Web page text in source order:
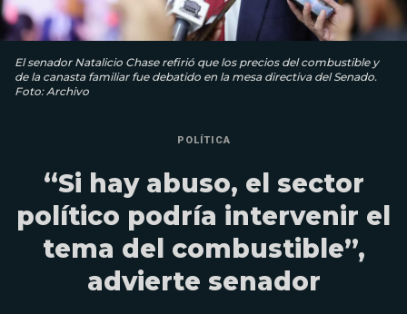
El senador Natalicio Chase refirió que los precios del combustible y
de la canasta familiar fue debatido en la mesa directiva del Senado.
Foto: Archivo
POLÍTICA
“Si hay abuso, el sector
político podría intervenir el
tema del combustible”,
advierte senador